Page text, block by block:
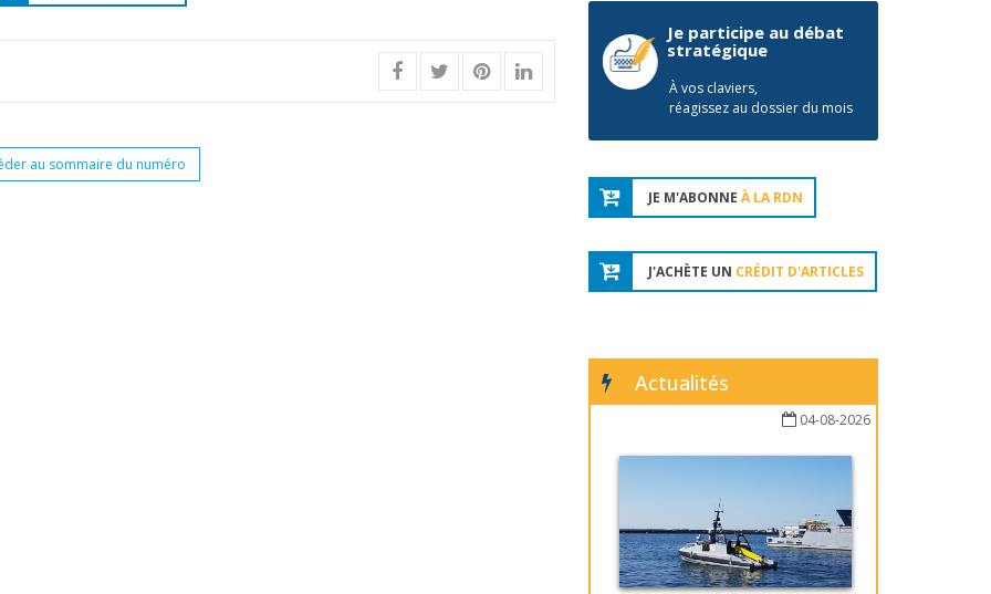
au sommaire du numéro
Je participe au débat
stratégique
À vos claviers,
réagissez au dossier du mois
JE M'ABONNE À LA RDN
J'ACHÈTE UN CRÉDIT D'ARTICLES
Actualités
04-08-2026